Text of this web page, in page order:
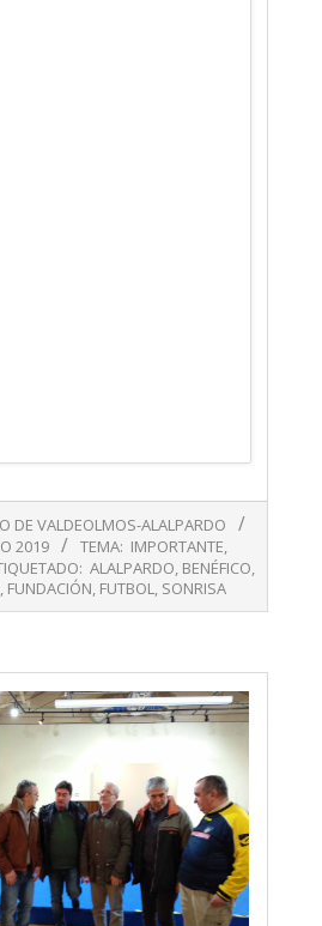
DE VALDEOLMOS-ALALPARDO
2019 TEMA: IMPORTANTE,
ALALPARDO, BENÉFICO,
, FUNDACIÓN, FUTBOL, SONRISA